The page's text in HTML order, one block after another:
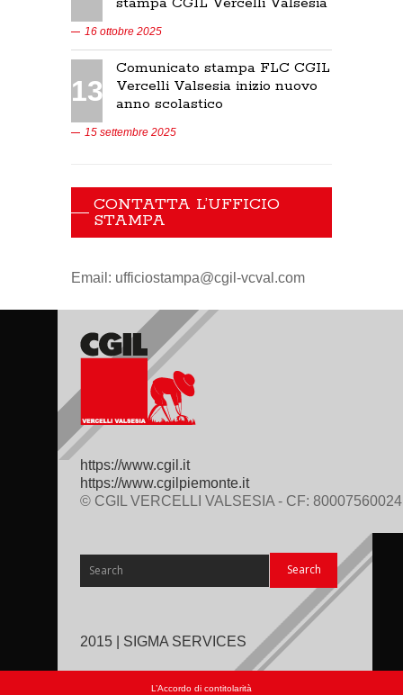
16 ottobre 2025
13
Comunicato stampa FLC CGIL
Vercelli Valsesia inizio nuovo
anno scolastico
15 settembre 2025
CONTATTA L’UFFICIO
STAMPA
Email: ufficiostampa@cgil-vcval.com
https://www.cgil.it
https://www.cgilpiemonte.it
© CGIL VERCELLI VALSESIA - CF: 80007560024
2015 | SIGMA SERVICES
L’Accordo di contitolarità